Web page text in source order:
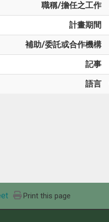
職稱/擔任之工作
計畫期間
補助/委託或合作機構
記事
語言
Print this page